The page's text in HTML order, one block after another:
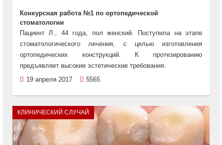
Конкурсная работа №1 по ортопедической
стоматологии
Пациент Л., 44 года, пол женский. Поступила на этапе
стоматологического лечения, с целью изготовления
ортопедических конструкций. К протезированию
предъявляет высокие эстетические требования.
19 апреля 2017
5565
КЛИНИЧЕСКИЙ СЛУЧАЙ